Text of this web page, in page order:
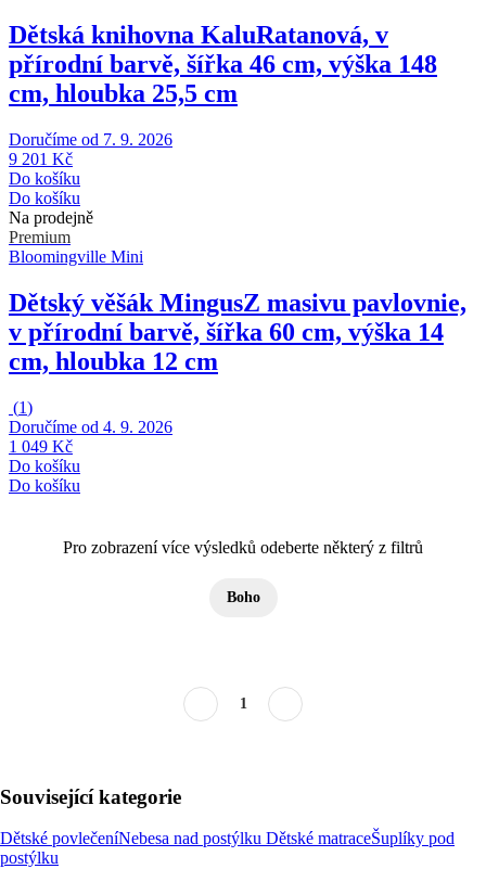
Dětská knihovna KaluRatanová, v
přírodní barvě, šířka 46 cm, výška 148
cm, hloubka 25,5 cm
Doručíme od 7. 9. 2026
9 201 Kč
Do košíku
Do košíku
Na prodejně
Premium
Bloomingville Mini
Dětský věšák MingusZ masivu pavlovnie,
v přírodní barvě, šířka 60 cm, výška 14
cm, hloubka 12 cm
(1)
Doručíme od 4. 9. 2026
1 049 Kč
Do košíku
Do košíku
Pro zobrazení více výsledků odeberte některý z filtrů
Boho
1
Související kategorie
Dětské povlečeníNebesa nad postýlku Dětské matraceŠuplíky pod
postýlku